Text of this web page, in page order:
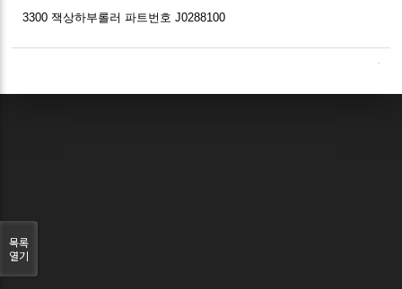
3300 잭상하부롤러 파트번호 J0288100
목록
열기
Sketchbook5, 스케치북5